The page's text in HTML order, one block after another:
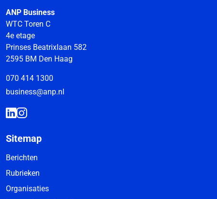
ANP Business
WTC Toren C
4e etage
Prinses Beatrixlaan 582
2595 BM Den Haag
070 414 1300
business@anp.nl
Sitemap
Berichten
Rubrieken
Organisaties